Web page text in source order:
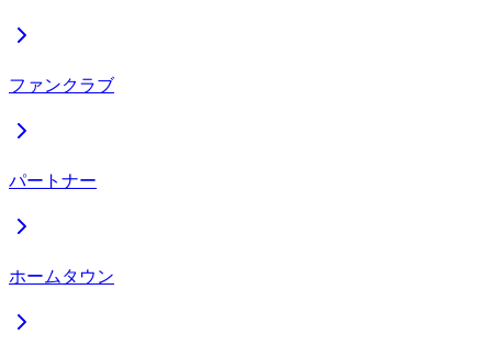
ファンクラブ
パートナー
ホームタウン